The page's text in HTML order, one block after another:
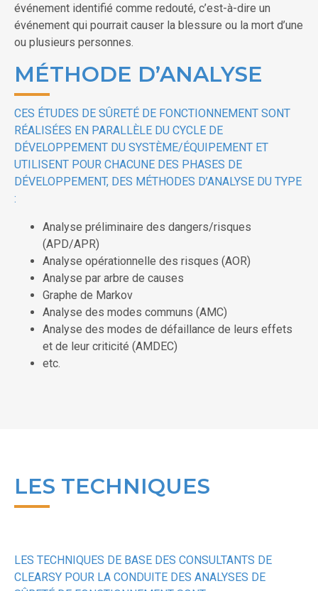
événement identifié comme redouté, c’est-à-dire un
événement qui pourrait causer la blessure ou la mort d’une
ou plusieurs personnes.
MÉTHODE D’ANALYSE
CES ÉTUDES DE SÛRETÉ DE FONCTIONNEMENT SONT
RÉALISÉES EN PARALLÈLE DU CYCLE DE
DÉVELOPPEMENT DU SYSTÈME/ÉQUIPEMENT ET
UTILISENT POUR CHACUNE DES PHASES DE
DÉVELOPPEMENT, DES MÉTHODES D’ANALYSE DU TYPE
:
Analyse préliminaire des dangers/risques
(APD/APR)
Analyse opérationnelle des risques (AOR)
Analyse par arbre de causes
Graphe de Markov
Analyse des modes communs (AMC)
Analyse des modes de défaillance de leurs effets
et de leur criticité (AMDEC)
etc.
LES TECHNIQUES
LES TECHNIQUES DE BASE DES CONSULTANTS DE
CLEARSY POUR LA CONDUITE DES ANALYSES DE